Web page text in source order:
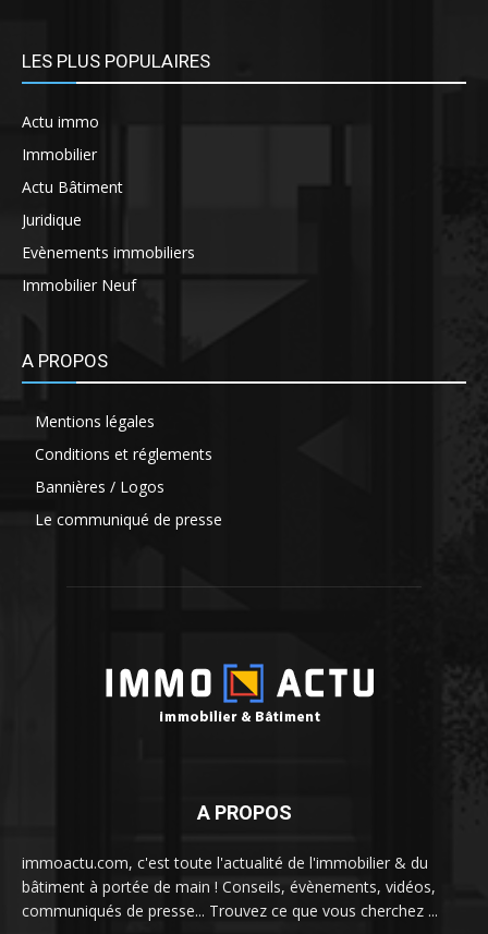
LES PLUS POPULAIRES
Actu immo
Immobilier
Actu Bâtiment
Juridique
Evènements immobiliers
Immobilier Neuf
A PROPOS
Mentions légales
Conditions et réglements
Bannières / Logos
Le communiqué de presse
A PROPOS
immoactu.com, c'est toute l'actualité de l'immobilier & du
bâtiment à portée de main ! Conseils, évènements, vidéos,
communiqués de presse... Trouvez ce que vous cherchez ...